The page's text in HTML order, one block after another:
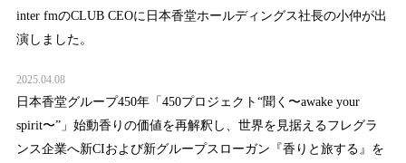
inter fmのCLUB CEOに日本香堂ホールディングス社長の小仲が出
演しました。
2025.04.08
⽇本⾹堂グループ450年「450プロジェクト“聞く〜awake your
spirit〜”」始動⾹りの価値を再解釈し、世界を⾒据えるフレグラ
ンス企業へ新CIおよび新グループスローガン『⾹りと旅する』を